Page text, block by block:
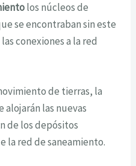
los núcleos de
se encontraban sin este
conexiones a la red
de tierras, la
alojarán las nuevas
de los depósitos
la red de saneamiento.